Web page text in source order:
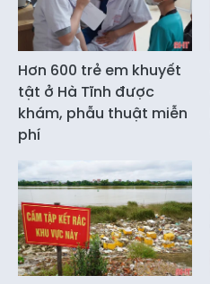
Hơn 600 trẻ em khuyết
tật ở Hà Tĩnh được
khám, phẫu thuật miễn
phí